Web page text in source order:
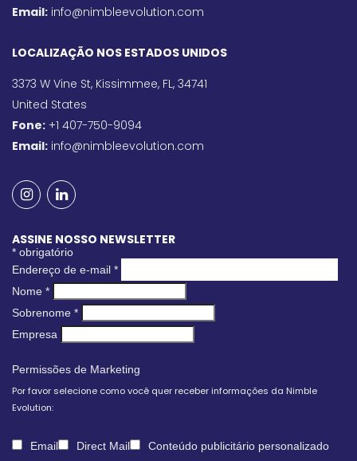
Email: info@nimbleevolution.com
LOCALIZAÇÃO NOS ESTADOS UNIDOS
3373 W Vine St, Kissimmee, FL, 34741
United States
Fone: +1 407-750-9094
Email: info@nimbleevolution.com
ASSINE NOSSO NEWSLETTER
* obrigatório
Endereço de e-mail *
Nome *
Sobrenome *
Empresa
Permissões de Marketing
Por favor selecione como você quer receber informações da Nimble
Evolution:
Email Direct Mail Conteúdo publicitário personalizado